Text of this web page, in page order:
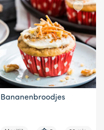
Bananenbroodjes